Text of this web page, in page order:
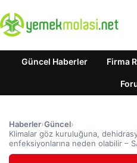
Güncel Haberler Firma
Haberler›Güncel›
Klimalar göz kuruluğuna,
enfeksiyonlarına neden olabilir –